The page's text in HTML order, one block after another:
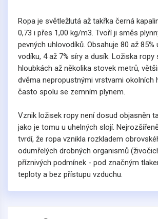
Ropa je světležlutá až takřka černá
0,73 i přes 1,00 kg/m3. Tvoří ji směs
pevných uhlovodíků. Obsahuje 80 až 85%
vodíku, 4 až 7% síry a dusík. Ložiska ropy
hloubkách až několika stovek metrů,
dvěma nepropustnými vrstvami okolních
často spolu se zemním plynem.
Vznik ložisek ropy není dosud objasněn
jako je tomu u uhelných slojí.
tvrdí, že ropa vznikla rozkladem
odumřelých drobných organismů
příznivých podmínek - pod značným
teploty a bez přístupu vzduchu.